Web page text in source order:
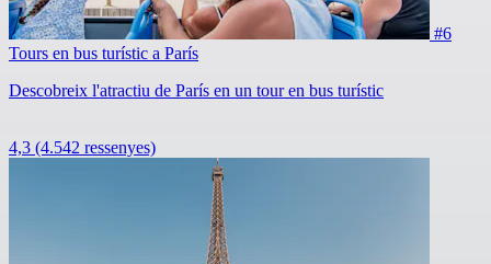
#6
Tours en bus turístic a París
Descobreix l'atractiu de París en un tour en bus turístic
4,3 (4.542 ressenyes)